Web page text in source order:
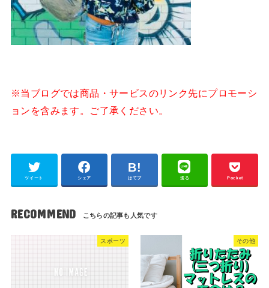
※当ブログでは商品・サービスのリンク先にプロモーシ
ョンを含みます。ご了承ください。
ツイート シェア はてブ 送る Pocket
RECOMMEND
スポーツ その他